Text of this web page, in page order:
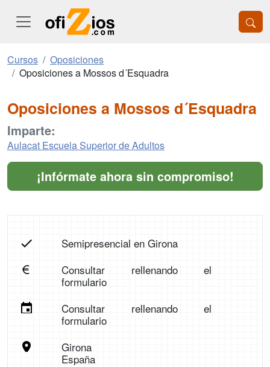
Cursos
Oposiciones
Oposiciones a Mossos d´Esquadra
Oposiciones a Mossos d´Esquadra
Imparte:
Aulacat Escuela Superior de Adultos
¡Infórmate ahora sin compromiso!
Semipresencial en Girona
Consultar rellenando el
formulario
Consultar rellenando el
formulario
Girona
España